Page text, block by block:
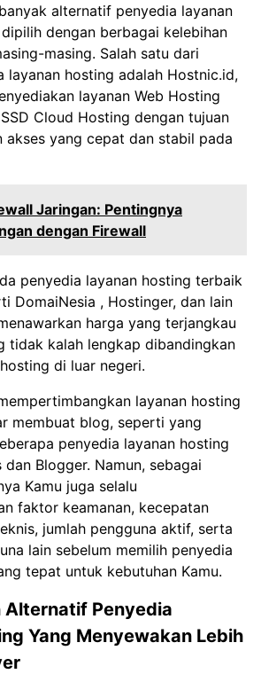
alternatif penyedia layanan
dengan berbagai kelebihan
masing. Salah satu dari
layanan hosting adalah Hostnic.id,
layanan Web Hosting
Cloud Hosting dengan tujuan
akses yang cepat dan stabil pada
Jaringan: Pentingnya
dengan Firewall
penyedia layanan hosting terbaik
DomaiNesia , Hostinger, dan lain
harga yang terjangkau
tidak kalah lengkap dibandingkan
di luar negeri.
layanan hosting
membuat blog, seperti yang
penyedia layanan hosting
Blogger. Namun, sebagai
Kamu juga selalu
faktor keamanan, kecepatan
jumlah pengguna aktif, serta
lain sebelum memilih penyedia
tepat untuk kebutuhan Kamu.
Alternatif Penyedia
Yang Menyewakan Lebih